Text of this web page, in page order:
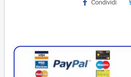
Condividi